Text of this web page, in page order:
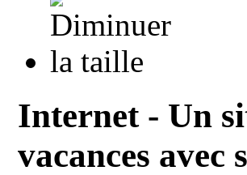
Internet - Un
vacances avec